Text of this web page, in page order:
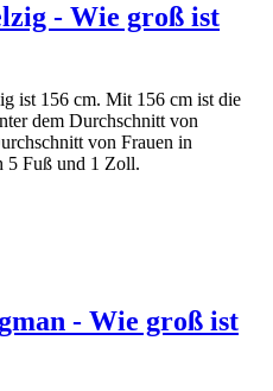
- Wie groß ist
ist 156 cm. Mit 156 cm ist die
dem Durchschnitt von
von Frauen in
5 Fuß und 1 Zoll.
- Wie groß ist